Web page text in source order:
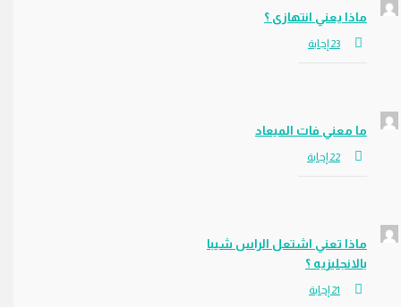
ماذا يعني انتهازى ؟
ما معني فات الميعاد
ماذا تعني اشتعل الراس شيبا
بالانجليزيه ؟